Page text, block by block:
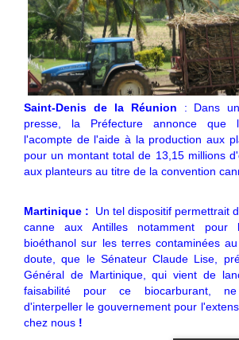
Saint-Denis de la Réunion : Dans
presse, la Préfecture annonce que
l'acompte de l'aide à la production aux
pour un montant total de 13,15 millions
aux planteurs au titre de la convention
Martinique :
Un tel dispositif permettrait
canne aux Antilles notamment pour
bioéthanol sur les terres contaminées
doute, que le Sénateur Claude Lise,
Général de Martinique, qui vient de
faisabilité pour ce biocarburant,
d'interpeller le gouvernement pour
chez nous !